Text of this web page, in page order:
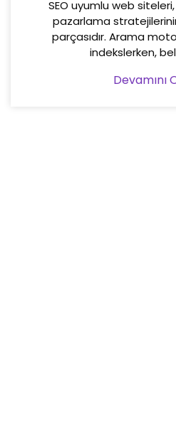
SEO uyumlu web
pazarlama
parçasıdır. Arama
indekslerken,
Devamını